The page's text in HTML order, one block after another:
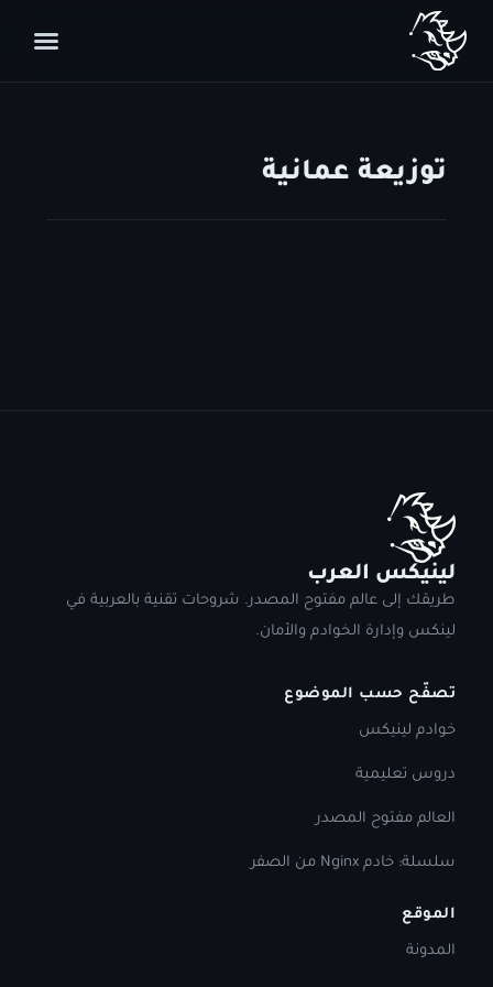
توزيعة عمانية
لينيكس العرب
طريقك إلى عالم مفتوح المصدر. شروحات تقنية بالعربية في
لينكس وإدارة الخوادم والأمان.
تصفّح حسب الموضوع
خوادم لينيكس
دروس تعليمية
العالم مفتوح المصدر
سلسلة: خادم Nginx من الصفر
الموقع
المدونة